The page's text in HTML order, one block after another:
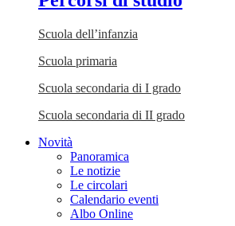
Scuola dell’infanzia
Scuola primaria
Scuola secondaria di I grado
Scuola secondaria di II grado
Novità
Panoramica
Le notizie
Le circolari
Calendario eventi
Albo Online